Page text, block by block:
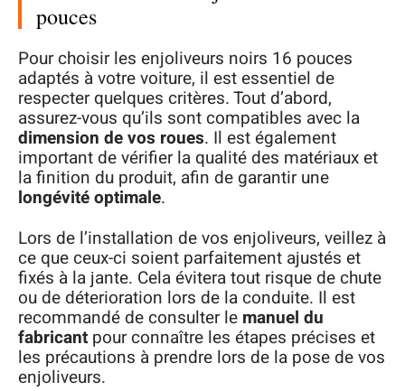
pouces
Pour choisir les enjoliveurs noirs 16 pouces
adaptés à votre voiture, il est essentiel de
respecter quelques critères. Tout d’abord,
assurez-vous qu’ils sont compatibles avec la
dimension de vos roues. Il est également
important de vérifier la qualité des matériaux et
la finition du produit, afin de garantir une
longévité optimale.
Lors de l’installation de vos enjoliveurs, veillez à
ce que ceux-ci soient parfaitement ajustés et
fixés à la jante. Cela évitera tout risque de chute
ou de déterioration lors de la conduite. Il est
recommandé de consulter le manuel du
fabricant pour connaître les étapes précises et
les précautions à prendre lors de la pose de vos
enjoliveurs.